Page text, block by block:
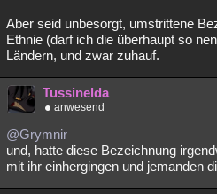
Aber seid unbesorgt, umstrittene
Ethnie (darf ich die überhaupt so
Ländern, und zwar zuhauf.
Tussinelda
anwesend
@Grymnir
und, hatte diese Bezeichnung
mit ihr einhergingen und jemanden